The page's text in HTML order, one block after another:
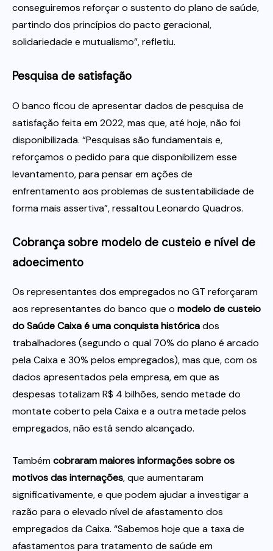
conseguiremos reforçar o sustento do plano de saúde,
partindo dos princípios do pacto geracional,
solidariedade e mutualismo”, refletiu.
Pesquisa de satisfação
O banco ficou de apresentar dados de pesquisa de
satisfação feita em 2022, mas que, até hoje, não foi
disponibilizada. “Pesquisas são fundamentais e,
reforçamos o pedido para que disponibilizem esse
levantamento, para pensar em ações de
enfrentamento aos problemas de sustentabilidade de
forma mais assertiva”, ressaltou Leonardo Quadros.
Cobrança sobre modelo de custeio e nível de
adoecimento
Os representantes dos empregados no GT reforçaram
aos representantes do banco que o modelo de custeio
do Saúde Caixa é uma conquista históricados
trabalhadores (segundo o qual 70% do plano é arcado
pela Caixa e 30% pelos empregados), mas que, com os
dados apresentados pela empresa, em que as
despesas totalizam R$ 4 bilhões, sendo metade do
montate coberto pela Caixa e a outra metade pelos
empregados, não está sendo alcançado.
Tambémcobraram maiores informações sobre os
motivos das internações, que aumentaram
significativamente, e que podem ajudar a investigar a
razão para o elevado nível de afastamento dos
empregados da Caixa. “Sabemos hoje que a taxa de
afastamentos para tratamento de saúde em